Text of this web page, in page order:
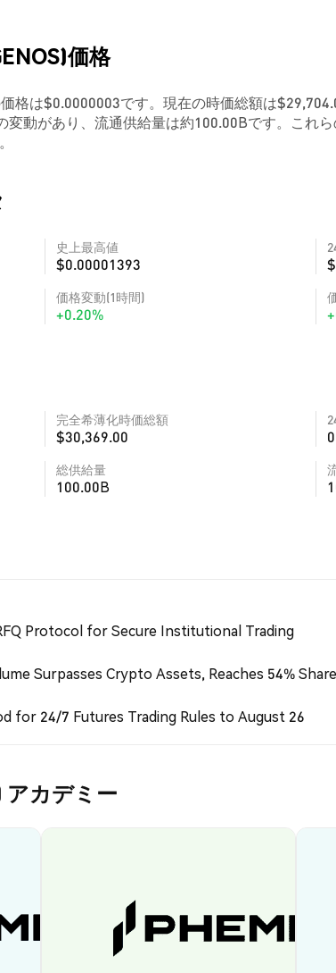
価格
格は$0.0000003です。現在の時価総額は
変動があり、流通供給量は約100.00Bです。これ
史上最高値
$0.00001393
価格変動(1時間)
+0.20%
完全希薄化時価総額
$30,369.00
総供給量
100.00B
Protocol for Secure Institutional Trading
Surpasses Crypto Assets, Reaches 54% Share
for 24/7 Futures Trading Rules to August 26
アカデミー